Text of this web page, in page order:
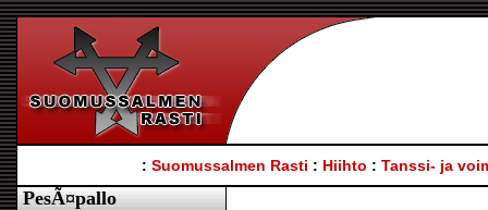
: Suomussalmen Rasti : Hiihto : Tanssi- ja
PesÃ¤pallo